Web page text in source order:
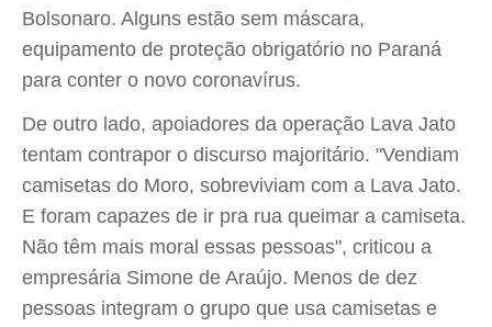
Bolsonaro. Alguns estão sem máscara,
equipamento de proteção obrigatório no Paraná
para conter o novo coronavírus.
De outro lado, apoiadores da operação Lava Jato
tentam contrapor o discurso majoritário. "Vendiam
camisetas do Moro, sobreviviam com a Lava Jato.
E foram capazes de ir pra rua queimar a camiseta.
Não têm mais moral essas pessoas", criticou a
empresária Simone de Araújo. Menos de dez
pessoas integram o grupo que usa camisetas e